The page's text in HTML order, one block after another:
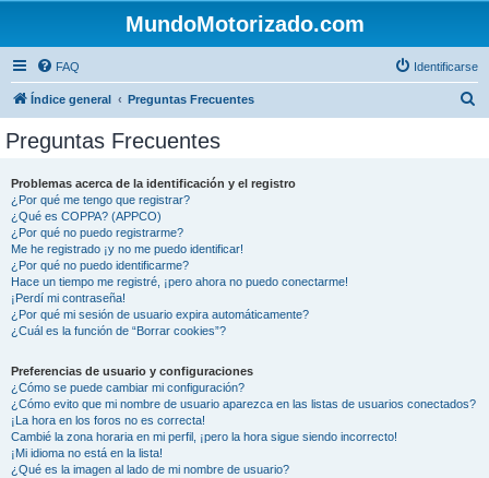
MundoMotorizado.com
FAQ Identificarse
Índice general Preguntas Frecuentes
Preguntas Frecuentes
Problemas acerca de la identificación y el registro
¿Por qué me tengo que registrar?
¿Qué es COPPA? (APPCO)
¿Por qué no puedo registrarme?
Me he registrado ¡y no me puedo identificar!
¿Por qué no puedo identificarme?
Hace un tiempo me registré, ¡pero ahora no puedo conectarme!
¡Perdí mi contraseña!
¿Por qué mi sesión de usuario expira automáticamente?
¿Cuál es la función de “Borrar cookies”?
Preferencias de usuario y configuraciones
¿Cómo se puede cambiar mi configuración?
¿Cómo evito que mi nombre de usuario aparezca en las listas de usuarios conectados?
¡La hora en los foros no es correcta!
Cambié la zona horaria en mi perfil, ¡pero la hora sigue siendo incorrecto!
¡Mi idioma no está en la lista!
¿Qué es la imagen al lado de mi nombre de usuario?